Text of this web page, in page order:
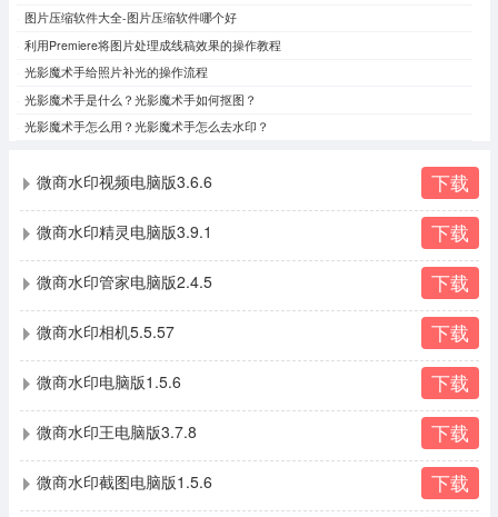
图片压缩软件大全-图片压缩软件哪个好
利用Premiere将图片处理成线稿效果的操作教程
光影魔术手给照片补光的操作流程
光影魔术手是什么？光影魔术手如何抠图？
光影魔术手怎么用？光影魔术手怎么去水印？
微商水印视频电脑版3.6.6 下载
微商水印精灵电脑版3.9.1 下载
微商水印管家电脑版2.4.5 下载
微商水印相机5.5.57 下载
微商水印电脑版1.5.6 下载
微商水印王电脑版3.7.8 下载
微商水印截图电脑版1.5.6 下载